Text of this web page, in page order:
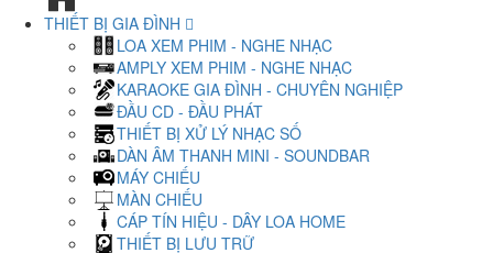
THIẾT BỊ GIA ĐÌNH
LOA XEM PHIM - NGHE NHẠC
AMPLY XEM PHIM - NGHE NHẠC
KARAOKE GIA ĐÌNH - CHUYÊN NGHIỆP
ĐẦU CD - ĐẦU PHÁT
THIẾT BỊ XỬ LÝ NHẠC SỐ
DÀN ÂM THANH MINI - SOUNDBAR
MÁY CHIẾU
MÀN CHIẾU
CÁP TÍN HIỆU - DÂY LOA HOME
THIẾT BỊ LƯU TRỮ